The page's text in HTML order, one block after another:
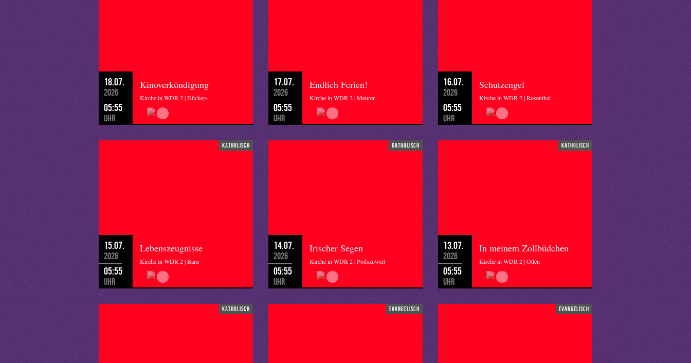
18.07.
2026
05:55
Uhr
Kinoverkündigung
Kirche in WDR 2 | Dückers
17.07.
2026
05:55
Uhr
Endlich Ferien!
Kirche in WDR 2 | Meurer
16.07.
2026
05:55
Uhr
Schutzengel
Kirche in WDR 2 | Rosenthal
katholisch
15.07.
2026
05:55
Uhr
Lebenszeugnisse
Kirche in WDR 2 | Bans
katholisch
14.07.
2026
05:55
Uhr
Irischer Segen
Kirche in WDR 2 | Podszuweit
katholisch
13.07.
2026
05:55
Uhr
In meinem Zollbüdchen
Kirche in WDR 2 | Otten
katholisch evangelisch evangelisch